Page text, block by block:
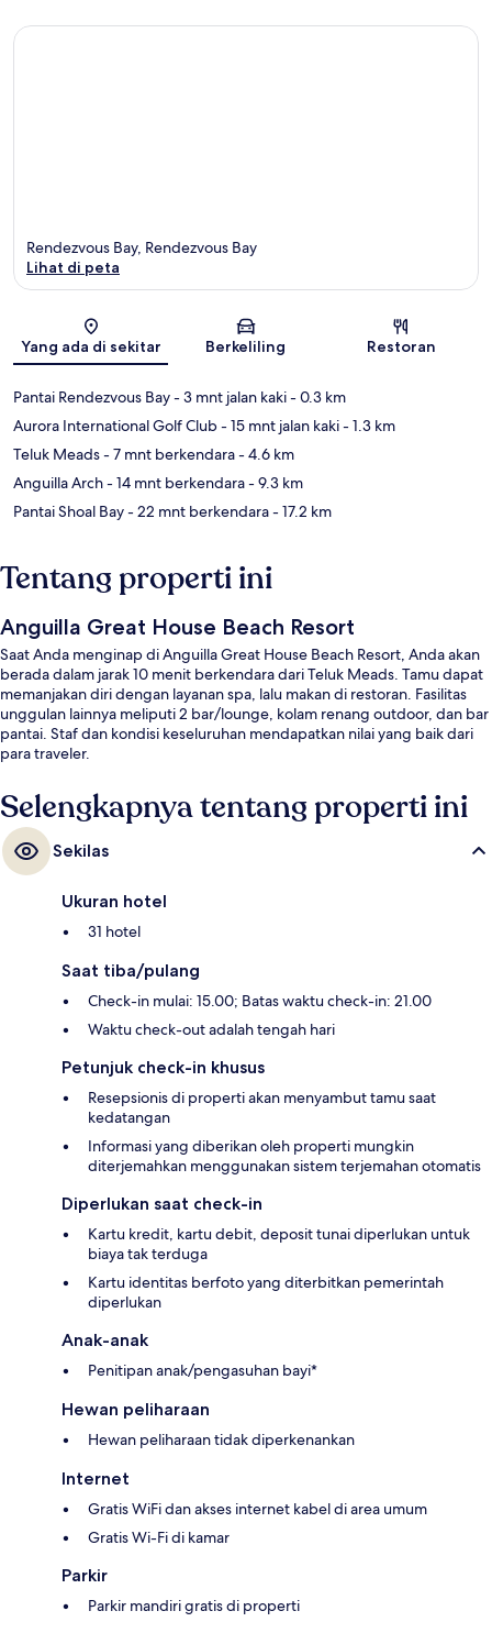
Peta
Rendezvous Bay, Rendezvous Bay
Lihat di peta
Yang ada di sekitar Berkeliling Restoran
Pantai Rendezvous Bay- 3 mnt jalan kaki- 0.3 km
Aurora International Golf Club- 15 mnt jalan kaki- 1.3 km
Teluk Meads- 7 mnt berkendara- 4.6 km
Anguilla Arch- 14 mnt berkendara- 9.3 km
Pantai Shoal Bay- 22 mnt berkendara- 17.2 km
Tentang properti ini
Anguilla Great House Beach Resort
Saat Anda menginap di Anguilla Great House Beach Resort, Anda akan
berada dalam jarak 10 menit berkendara dari Teluk Meads. Tamu dapat
memanjakan diri dengan layanan spa, lalu makan di restoran. Fasilitas
unggulan lainnya meliputi 2 bar/lounge, kolam renang outdoor, dan bar
pantai. Staf dan kondisi keseluruhan mendapatkan nilai yang baik dari
para traveler.
Selengkapnya tentang properti ini
Sekilas
Ukuran hotel
31 hotel
Saat tiba/pulang
Check-in mulai: 15.00; Batas waktu check-in: 21.00
Waktu check-out adalah tengah hari
Petunjuk check-in khusus
Resepsionis di properti akan menyambut tamu saat
kedatangan
Informasi yang diberikan oleh properti mungkin
diterjemahkan menggunakan sistem terjemahan otomatis
Diperlukan saat check-in
Kartu kredit, kartu debit, deposit tunai diperlukan untuk
biaya tak terduga
Kartu identitas berfoto yang diterbitkan pemerintah
diperlukan
Anak-anak
Penitipan anak/pengasuhan bayi*
Hewan peliharaan
Hewan peliharaan tidak diperkenankan
Internet
Gratis WiFi dan akses internet kabel di area umum
Gratis Wi-Fi di kamar
Parkir
Parkir mandiri gratis di properti